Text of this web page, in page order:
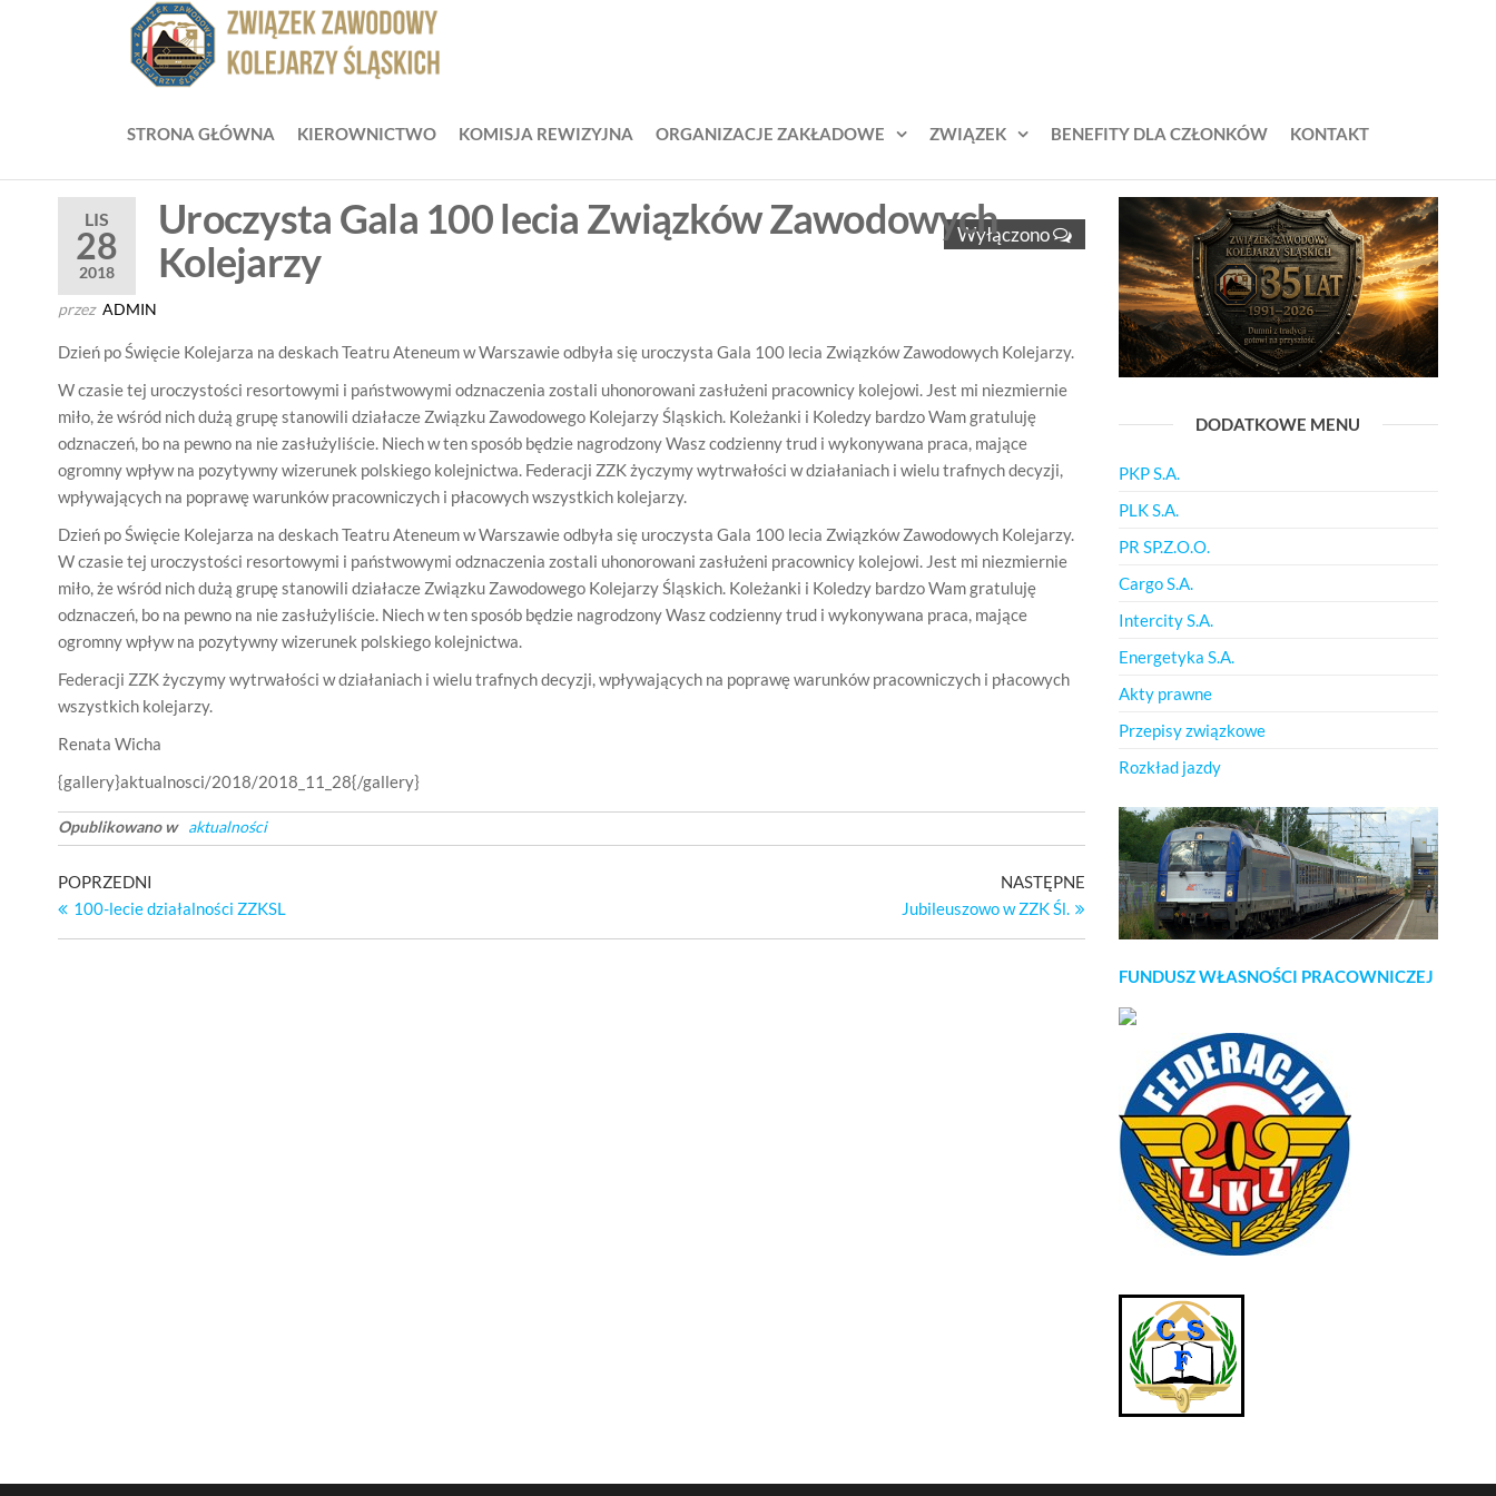
Zawodowy
Kolejarzy
Śląskich
Śląskich
STRONA GŁÓWNA KIEROWNICTWO KOMISJA REWIZYJNA ORGANIZACJE ZAKŁADOWE ZWIĄZEK BENEFITY DLA CZŁONKÓW KONTAKT
LIS
28
2018
Wyłączono
Uroczysta Gala 100 lecia Związków Zawodowych
Kolejarzy
przez ADMIN
Dzień po Święcie Kolejarza na deskach Teatru Ateneum w Warszawie odbyła się uroczysta Gala 100 lecia Związków Zawodowych Kolejarzy.
W czasie tej uroczystości resortowymi i państwowymi odznaczenia zostali uhonorowani zasłużeni pracownicy kolejowi. Jest mi niezmiernie
miło, że wśród nich dużą grupę stanowili działacze Związku Zawodowego Kolejarzy Śląskich. Koleżanki i Koledzy bardzo Wam gratuluję
odznaczeń, bo na pewno na nie zasłużyliście. Niech w ten sposób będzie nagrodzony Wasz codzienny trud i wykonywana praca, mające
ogromny wpływ na pozytywny wizerunek polskiego kolejnictwa. Federacji ZZK życzymy wytrwałości w działaniach i wielu trafnych decyzji,
wpływających na poprawę warunków pracowniczych i płacowych wszystkich kolejarzy.
Dzień po Święcie Kolejarza na deskach Teatru Ateneum w Warszawie odbyła się uroczysta Gala 100 lecia Związków Zawodowych Kolejarzy.
W czasie tej uroczystości resortowymi i państwowymi odznaczenia zostali uhonorowani zasłużeni pracownicy kolejowi. Jest mi niezmiernie
miło, że wśród nich dużą grupę stanowili działacze Związku Zawodowego Kolejarzy Śląskich. Koleżanki i Koledzy bardzo Wam gratuluję
odznaczeń, bo na pewno na nie zasłużyliście. Niech w ten sposób będzie nagrodzony Wasz codzienny trud i wykonywana praca, mające
ogromny wpływ na pozytywny wizerunek polskiego kolejnictwa.
Federacji ZZK życzymy wytrwałości w działaniach i wielu trafnych decyzji, wpływających na poprawę warunków pracowniczych i płacowych
wszystkich kolejarzy.
Renata Wicha
{gallery}aktualnosci/2018/2018_11_28{/gallery}
Opublikowano w aktualności
Nawigacja
wpisu
Poprzedni
wpis
POPRZEDNI
100-lecie działalności ZZKSL
Następny
wpis
NASTĘPNE
Jubileuszowo w ZZK Śl.
DODATKOWE MENU
PKP S.A.
PLK S.A.
PR SP.Z.O.O.
Cargo S.A.
Intercity S.A.
Energetyka S.A.
Akty prawne
Przepisy związkowe
Rozkład jazdy
FUNDUSZ WŁASNOŚCI PRACOWNICZEJ